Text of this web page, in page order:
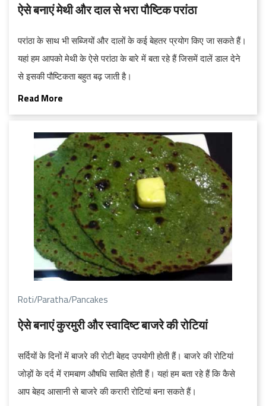
ऐसे बनाएं मेथी और दाल से भरा पौष्टिक परांठा
परांठा के साथ भी सब्जियों और दालों के कई बेहतर प्रयोग किए जा सकते हैं।
यहां हम आपको मेथी के ऐसे परांठा के बारे में बता रहे हैं जिसमें दालें डाल देने
से इसकी पौष्टिकता बहुत बढ़ जाती है।
Read More
Roti/Paratha/Pancakes
ऐसे बनाएं कुरमुरी और स्वादिष्ट बाजरे की रोटियां
सर्दियों के दिनों में बाजरे की रोटी बेहद उपयोगी होती हैं। बाजरे की रोटियां
जोड़ों के दर्द में रामबाण औषधि साबित होती हैं। यहां हम बता रहे हैं कि कैसे
आप बेहद आसानी से बाजरे की करारी रोटियां बना सकते हैं।